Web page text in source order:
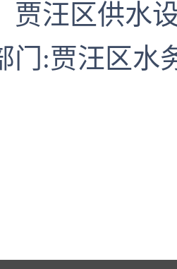
贾汪区供水
门 :贾汪区水